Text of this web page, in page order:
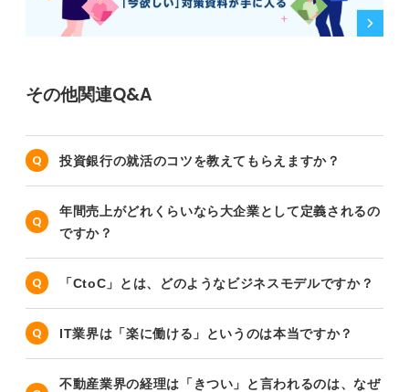
その他関連Q&A
投資銀行の就活のコツを教えてもらえますか？
年間売上がどれくらいなら大企業として定義されるの
ですか？
「CtoC」とは、どのようなビジネスモデルですか？
IT業界は「楽に働ける」というのは本当ですか？
不動産業界の経理は「きつい」と言われるのは、なぜ